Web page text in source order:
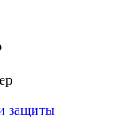
защиты